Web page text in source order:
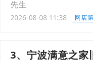
先生
2026-08-08 11:38 网店
3、宁波满意之家